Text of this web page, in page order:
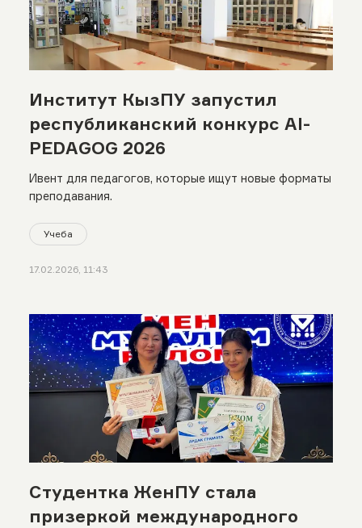
Институт КызПУ запустил
республиканский конкурс AI-
PEDAGOG 2026
Ивент для педагогов, которые ищут новые форматы
преподавания.
Учеба
17.02.2026, 11:43
Студентка ЖенПУ стала
призеркой международного